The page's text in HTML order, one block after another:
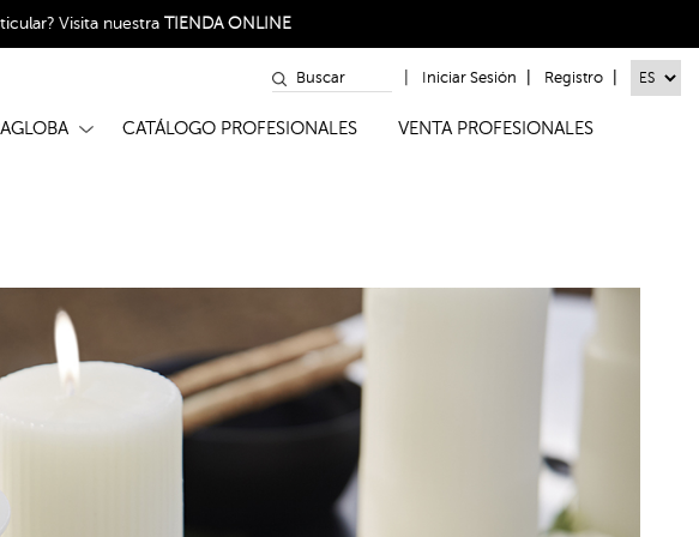
Visita nuestraTIENDA ONLINE
Iniciar Sesión Registro
CATÁLOGO PROFESIONALES VENTA PROFESIONALES